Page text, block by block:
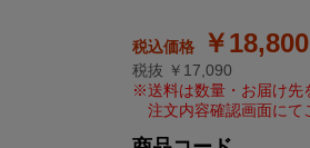
￥18,800
税抜 ￥17,090